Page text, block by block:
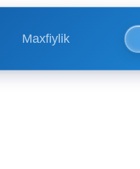
Maxfiylik